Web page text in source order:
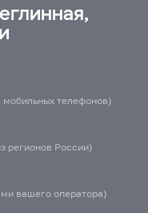
мобильных телефонов)
регионов России)
вашего оператора)